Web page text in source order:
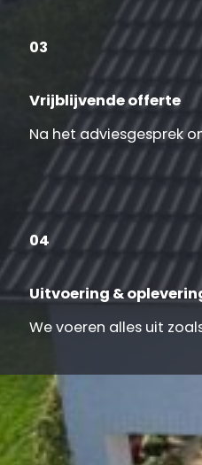
03
Vrijblijvende offerte
Na het adviesgesprek
04
Uitvoering &
We voeren alles uit
Onze klanten aan
Klanttevredenheid staat
kunnen waarderen!